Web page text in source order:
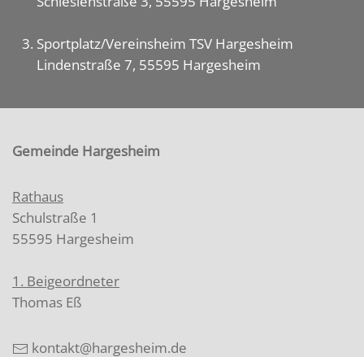
Sportplatz/Vereinsheim TSV Hargesheim
Lindenstraße 7, 55595 Hargesheim
Gemeinde Hargesheim
Rathaus
Schulstraße 1
55595 Hargesheim
1. Beigeordneter
Thomas Eß
kontakt@hargesheim.de